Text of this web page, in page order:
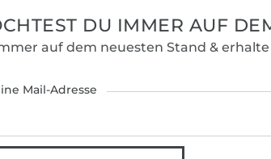
DU IMMER AUF
auf dem neuesten Stand &
Mail-Adresse